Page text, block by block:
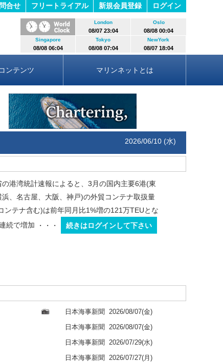
ログイン
新規会員登録
フリートライアル
合せ
Oslo
08/08 00:04
London
08/07 23:04
NewYork
08/07 18:04
Tokyo
08/08 07:04
Singapore
08/08 06:04
ンテンツ マリンネットとは
2026/06/10 (水)
港湾統計速報によると、3月の国内主要6港(東
浜、名古屋、大阪、神戸)の外貿コンテナ取扱量
ンテナ含む)は前年同月比1%増の121万TEUとな
続で増加
・・・ 続きはログインして下さい
2026/08/07(金)
日本海事新聞
2026/08/07(金)
日本海事新聞
2026/07/29(水)
日本海事新聞
2026/07/27(月)
日本海事新聞